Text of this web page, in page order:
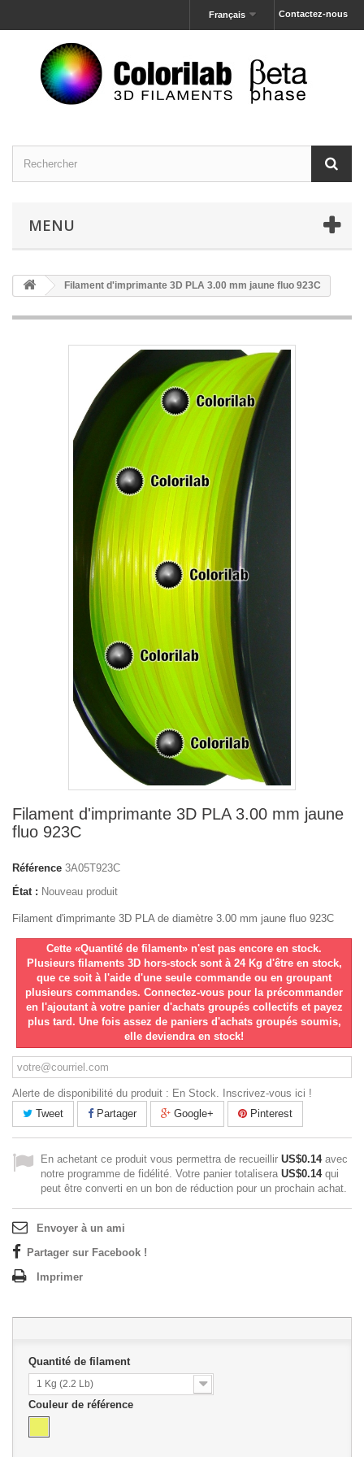
Contactez-nous
Français
MENU
Filament d'imprimante 3D PLA 3.00 mm jaune fluo 923C
Filament d'imprimante 3D PLA 3.00 mm jaune
fluo 923C
Référence 3A05T923C
État : Nouveau produit
Filament d'imprimante 3D PLA de diamètre 3.00 mm jaune fluo 923C
Cette «Quantité de filament» n'est pas encore en stock.
Plusieurs filaments 3D hors-stock sont à 24 Kg d'être en stock,
que ce soit à l'aide d'une seule commande ou en groupant
plusieurs commandes. Connectez-vous pour la précommander
en l'ajoutant à votre panier d'achats groupés collectifs et payez
plus tard. Une fois assez de paniers d'achats groupés soumis,
elle deviendra en stock!
Alerte de disponibilité du produit : En Stock. Inscrivez-vous ici !
Tweet
Partager Google+ Pinterest
En achetant ce produit vous permettra de recueillir US$0.14avec
notre programme de fidélité. Votre panier totalisera US$0.14qui
peut être converti en un bon de réduction pour un prochain achat.
Envoyer à un ami
Partager sur Facebook !
Imprimer
Quantité de filament
1 Kg (2.2 Lb)
Couleur de référence